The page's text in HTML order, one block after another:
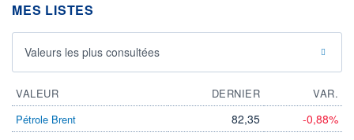
MES LISTES
Valeurs les plus consultées
VALEUR DERNIER
VAR.
Pétrole Brent
82,35 -0,88%